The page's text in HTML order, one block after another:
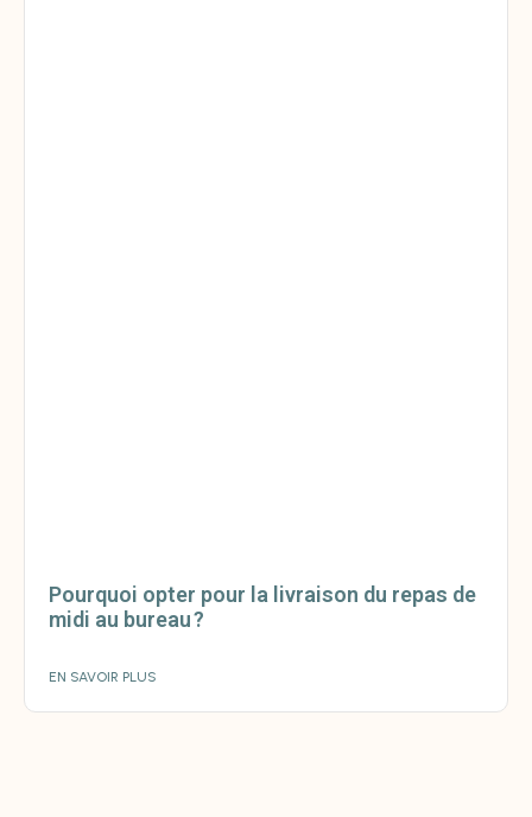
Pourquoi opter pour la livraison du repas de
midi au bureau ?
EN SAVOIR PLUS